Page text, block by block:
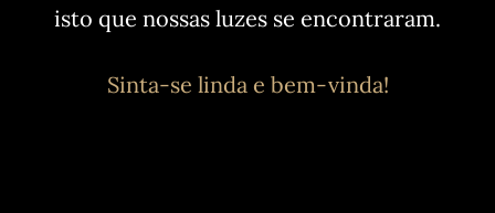
isto que nossas luzes se encontraram.
Sinta-se linda e bem-vinda!